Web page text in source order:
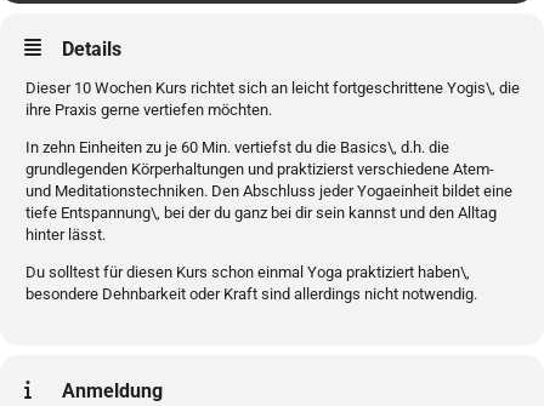
Details
Dieser 10 Wochen Kurs richtet sich an leicht fortgeschrittene Yogis\, die
ihre Praxis gerne vertiefen möchten.
In zehn Einheiten zu je 60 Min. vertiefst du die Basics\, d.h. die
grundlegenden Körperhaltungen und praktizierst verschiedene Atem-
und Meditationstechniken. Den Abschluss jeder Yogaeinheit bildet eine
tiefe Entspannung\, bei der du ganz bei dir sein kannst und den Alltag
hinter lässt.
Du solltest für diesen Kurs schon einmal Yoga praktiziert haben\,
besondere Dehnbarkeit oder Kraft sind allerdings nicht notwendig.
Anmeldung